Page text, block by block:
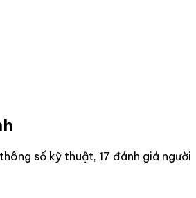
số kỹ thuật, 17 đánh giá người